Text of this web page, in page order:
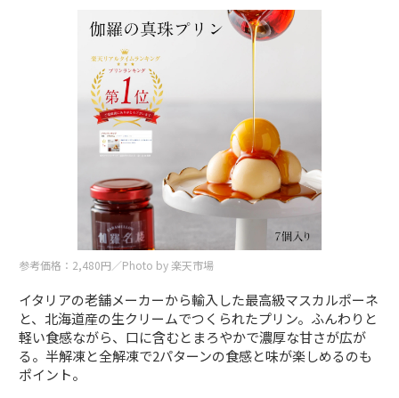
参考価格：2,480円／Photo by 楽天市場
イタリアの老舗メーカーから輸入した最高級マスカルポーネ
と、北海道産の生クリームでつくられたプリン。ふんわりと
軽い食感ながら、口に含むとまろやかで濃厚な甘さが広が
る。半解凍と全解凍で2パターンの食感と味が楽しめるのも
ポイント。